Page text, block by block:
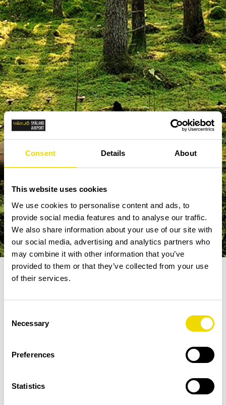
Consent Details About
This website uses cookies
We use cookies to personalise content and ads, to
provide social media features and to analyse our traffic.
We also share information about your use of our site with
our social media, advertising and analytics partners who
may combine it with other information that you’ve
provided to them or that they’ve collected from your use
of their services.
Selection
Necessary
Preferences
Statistics
Flygskam och klimatångest. Debatten om flygets
inverkan på miljön ser vi överallt och visst är det
som vi vill vara snälla mot klimatet så vill vi också
åka på familjesemestern till Grekland eller hälsa